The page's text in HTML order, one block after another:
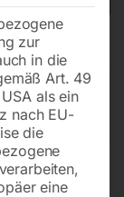
Nr. 110
zur
in die
Art. 49
als ein
nach EU-
die
eine